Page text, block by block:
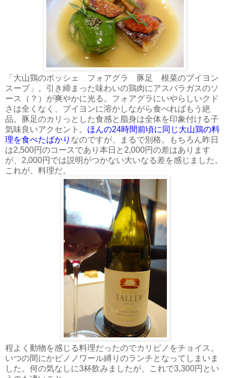
「大山鶏のポッシェ フォアグラ 豚足 根菜のブイヨン
スープ」。引き締まった味わいの鶏肉にアスパラガスのソ
ース（？）が爽やかに光る。フォアグラにいやらしいクド
さは全くなく、ブイヨンに溶かしながら食べればもう絶
品。豚足のカリっとした食感と脂身は全体を印象付ける子
気味良いアクセント。 ほんの24時間前頃に同じ大山鶏の料
理を食べたばかり なのですが、まるで別格。もちろん昨日
は2,500円のコースであり本日と2,000円の差はあります
が、2,000円では説明がつかない大いなる差を感じました。
これが、料理だ。
程よく動物を感じる料理だったのでカリピノをチョイス。
いつの間にかピノノワール縛りのランチとなってしまいま
した。何の気なしに3杯飲みましたが、これで3,300円とい